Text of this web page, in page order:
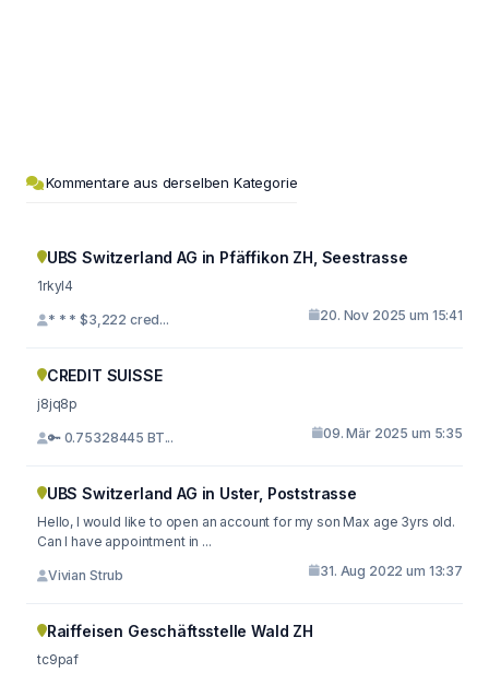
Kommentare aus derselben Kategorie
UBS Switzerland AG in Pfäffikon ZH, Seestrasse
1rkyl4
* * * $3,222 cred... 20. Nov 2025 um 15:41
CREDIT SUISSE
j8jq8p
🔑 0.75328445 BT... 09. Mär 2025 um 5:35
UBS Switzerland AG in Uster, Poststrasse
Hello, I would like to open an account for my son Max age 3yrs old.
Can I have appointment in ...
Vivian Strub 31. Aug 2022 um 13:37
Raiffeisen Geschäftsstelle Wald ZH
tc9paf